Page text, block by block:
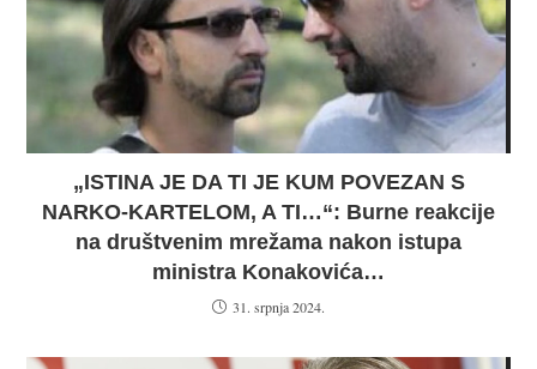
„ISTINA JE DA TI JE KUM POVEZAN S
NARKO-KARTELOM, A TI…“: Burne reakcije
na društvenim mrežama nakon istupa
ministra Konakovića…
31. srpnja 2024.